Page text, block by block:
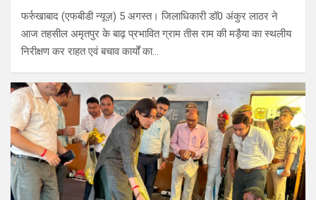
फर्रुखाबाद (एफबीडी न्यूज़) 5 अगस्त। जिलाधिकारी डॉ0 अंकुर लाठर ने
आज तहसील अमृतपुर के बाढ़ प्रभावित ग्राम तीस राम की मड़ैया का स्थलीय
निरीक्षण कर राहत एवं बचाव कार्यों का…